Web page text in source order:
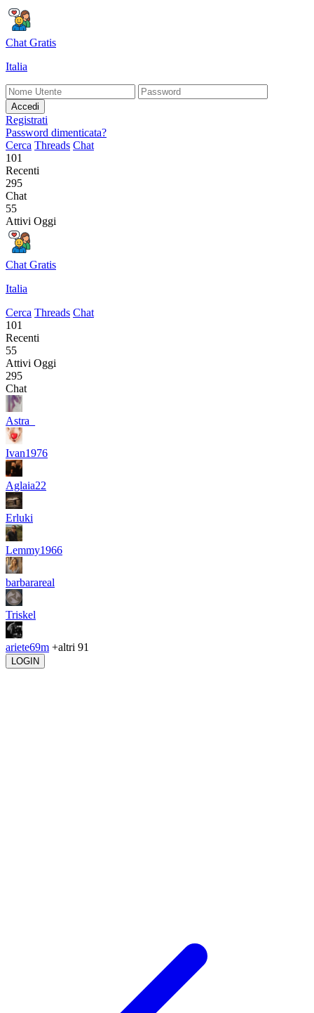
Chat Gratis
Italia
Accedi
Registrati
Password dimenticata?
Cerca Threads Chat
101
Recenti
295
Chat
55
Attivi Oggi
Chat Gratis
Italia
Cerca Threads Chat
101
Recenti
55
Attivi Oggi
295
Chat
Astra_
Ivan1976
Aglaia22
Erluki
Lemmy1966
barbarareal
Triskel
ariete69m +altri 91
LOGIN